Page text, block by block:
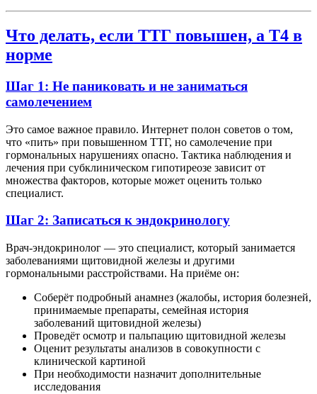
Что делать, если ТТГ повышен, а Т4 в
норме
Шаг 1: Не паниковать и не заниматься
самолечением
Это самое важное правило. Интернет полон советов о том,
что «пить» при повышенном ТТГ, но самолечение при
гормональных нарушениях опасно. Тактика наблюдения и
лечения при субклиническом гипотиреозе зависит от
множества факторов, которые может оценить только
специалист.
Шаг 2: Записаться к эндокринологу
Врач-эндокринолог — это специалист, который занимается
заболеваниями щитовидной железы и другими
гормональными расстройствами. На приёме он:
Соберёт подробный анамнез (жалобы, история болезней,
принимаемые препараты, семейная история
заболеваний щитовидной железы)
Проведёт осмотр и пальпацию щитовидной железы
Оценит результаты анализов в совокупности с
клинической картиной
При необходимости назначит дополнительные
исследования